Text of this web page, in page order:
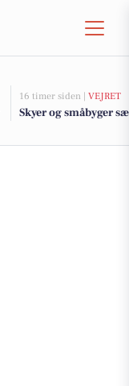
16 timer siden | VEJRET
Skyer og småbyger